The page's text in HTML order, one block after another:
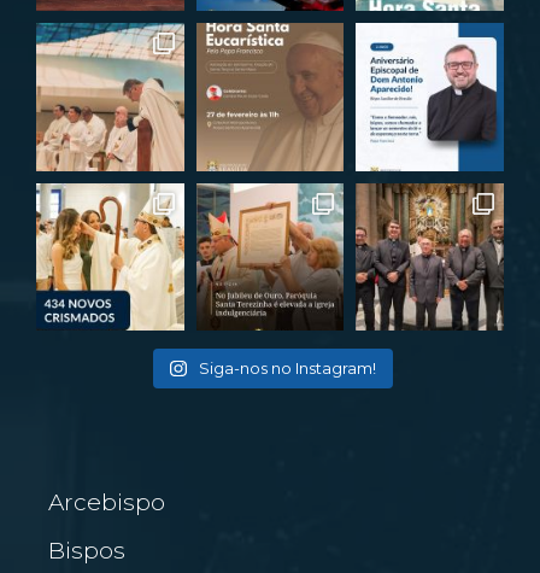
Siga-nos no Instagram!
Arcebispo
Bispos